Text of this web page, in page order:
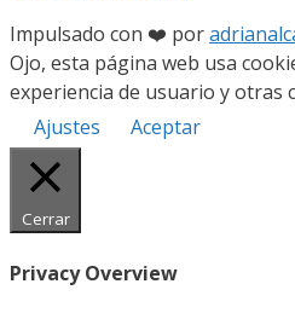
Impulsado con ❤️ por
Ojo, esta página web usa
experiencia de usuario y otras
Ajustes
Aceptar
Cerrar
Privacy Overview